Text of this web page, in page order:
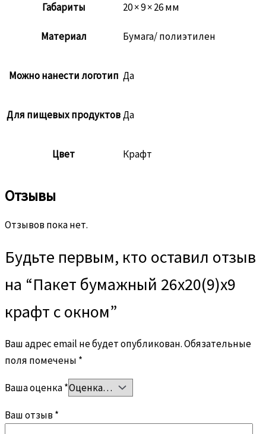
Габариты 20 × 9 × 26 мм
Материал Бумага/ полиэтилен
Можно нанести логотип Да
Для пищевых продуктовДа
Цвет Крафт
Отзывы
Отзывов пока нет.
Будьте первым, кто оставил отзыв
на “Пакет бумажный 26х20(9)х9
крафт с окном”
Ваш адрес email не будет опубликован.Обязательные
поля помечены *
Ваша оценка*
Ваш отзыв *